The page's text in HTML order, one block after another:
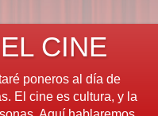
CINE
poneros al día de
El cine es cultura, y la